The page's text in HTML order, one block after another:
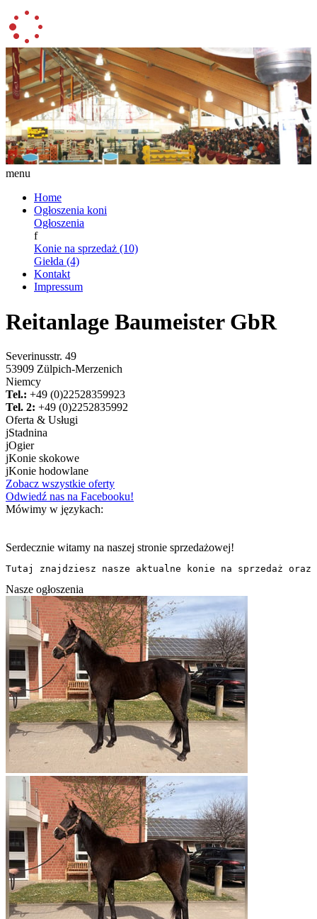
menu
Home
Ogłoszenia koni
Ogłoszenia
f
Konie na sprzedaż (10)
Giełda (4)
Kontakt
Impressum
Reitanlage Baumeister GbR
Severinusstr. 49
53909 Zülpich-Merzenich
Niemcy
Tel.: +49 (0)22528359923
Tel. 2: +49 (0)2252835992
Oferta & Usługi
jStadnina
jOgier
jKonie skokowe
jKonie hodowlane
Zobacz wszystkie oferty
Odwiedź nas na Facebooku!
Mówimy w językach:
Serdecznie witamy na naszej stronie sprzedażowej!
Tutaj znajdziesz nasze aktualne konie na sprzedaż
Nasze ogłoszenia